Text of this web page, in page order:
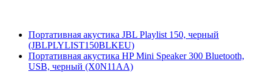
Портативная акустика JBL Playlist 150, черный
(JBLPLYLIST150BLKEU)
Портативная акустика HP Mini Speaker 300 Bluetooth,
USB, черный (X0N11AA)